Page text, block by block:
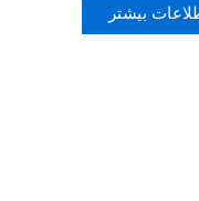
بیشتر